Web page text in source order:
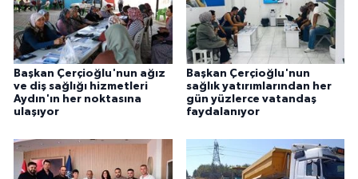
Başkan Çerçioğlu'nun ağız
ve diş sağlığı hizmetleri
Aydın'ın her noktasına
ulaşıyor
Başkan Çerçioğlu'nun
sağlık yatırımlarından her
gün yüzlerce vatandaş
faydalanıyor